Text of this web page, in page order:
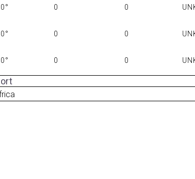
0° 0 0
0° 0 0
0° 0 0